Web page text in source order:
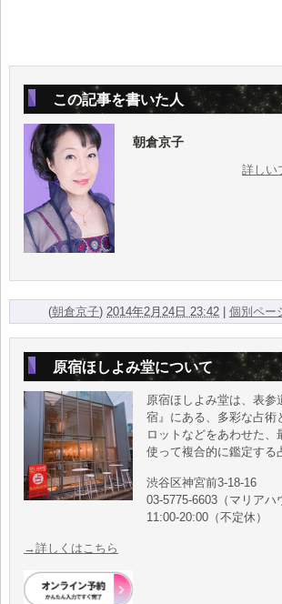
この記事を書いた人
朝倉京子
詳しい
(朝倉京子) 2014年2月24日 23:42 |個別ペー
原宿ほしよみ堂について
原宿ほしよみ堂は、表参
宿』にある、多彩な占術
ロットなどをあわせた、
使って複合的に鑑定する
渋谷区神宮前3-18-16
03-5775-6603（マリアハ
11:00-20:00（不定休）
→詳しくはこちら